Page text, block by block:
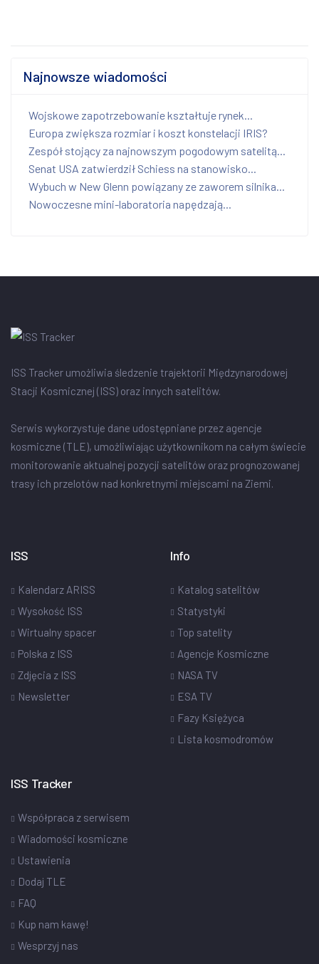
Najnowsze wiadomości
Wojskowe zapotrzebowanie kształtuje rynek...
Europa zwiększa rozmiar i koszt konstelacji IRIS?
Zespół stojący za najnowszym pogodowym satelitą...
Senat USA zatwierdził Schiess na stanowisko...
Wybuch w New Glenn powiązany ze zaworem silnika...
Nowoczesne mini-laboratoria napędzają...
ISS Tracker umożliwia śledzenie trajektorii Międzynarodowej
Stacji Kosmicznej (ISS) oraz innych satelitów.
Serwis wykorzystuje dane udostępniane przez agencje
kosmiczne (TLE), umożliwiając użytkownikom na całym świecie
monitorowanie aktualnej pozycji satelitów oraz prognozowanej
trasy ich przelotów nad konkretnymi miejscami na Ziemi.
ISS
Kalendarz ARISS
Wysokość ISS
Wirtualny spacer
Polska z ISS
Zdjęcia z ISS
Newsletter
Info
Katalog satelitów
Statystyki
Top satelity
Agencje Kosmiczne
NASA TV
ESA TV
Fazy Księżyca
Lista kosmodromów
ISS Tracker
Współpraca z serwisem
Wiadomości kosmiczne
Ustawienia
Dodaj TLE
FAQ
Kup nam kawę!
Wesprzyj nas